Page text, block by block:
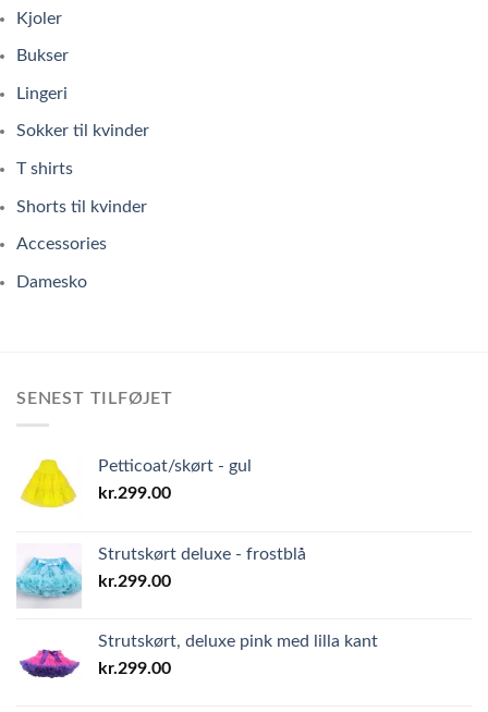
Kjoler
Bukser
Lingeri
Sokker til kvinder
T shirts
Shorts til kvinder
Accessories
Damesko
SENEST TILFØJET
Petticoat/skørt - gul
kr.299.00
Strutskørt deluxe - frostblå
kr.299.00
Strutskørt, deluxe pink med lilla kant
kr.299.00